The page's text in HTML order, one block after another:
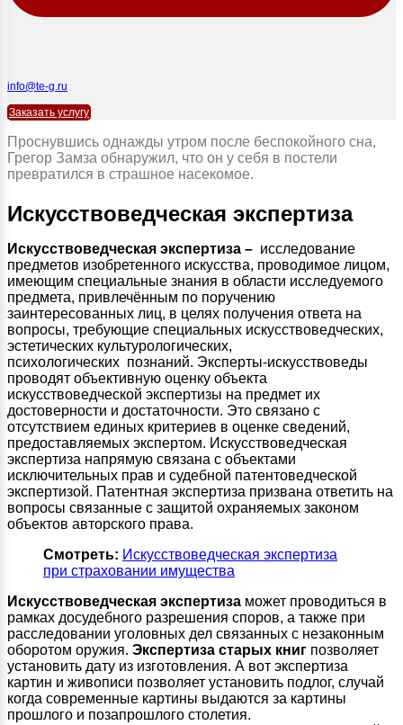
info@te-g.ru
Заказать услугу
Проснувшись однажды утром после беспокойного сна,
Грегор Замза обнаружил, что он у себя в постели
превратился в страшное насекомое.
Искусствоведческая экспертиза
Искусствоведческая экспертиза – исследование
предметов изобретенного искусства, проводимое лицом,
имеющим специальные знания в области исследуемого
предмета, привлечённым по поручению
заинтересованных лиц, в целях получения ответа на
вопросы, требующие специальных искусствоведческих,
эстетических культурологических,
психологических познаний. Эксперты-искусствоведы
проводят объективную оценку объекта
искусствоведческой экспертизы на предмет их
достоверности и достаточности. Это связано с
отсутствием единых критериев в оценке сведений,
предоставляемых экспертом. Искусствоведческая
экспертиза напрямую связана с объектами
исключительных прав и судебной патентоведческой
экспертизой. Патентная экспертиза призвана ответить на
вопросы связанные с защитой охраняемых законом
объектов авторского права.
Смотреть: Искусствоведческая экспертиза
при страховании имущества
Искусствоведческая экспертиза может проводиться в
рамках досудебного разрешения споров, а также при
расследовании уголовных дел связанных с незаконным
оборотом оружия. Экспертиза старых книг позволяет
установить дату из изготовления. А вот экспертиза
картин и живописи позволяет установить подлог, случай
когда современные картины выдаются за картины
прошлого и позапрошлого столетия.